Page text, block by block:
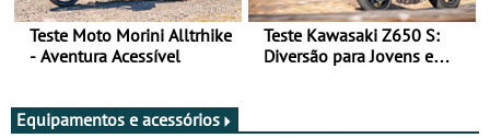
Teste Moto Morini Alltrhike
- Aventura Acessível
Teste Kawasaki Z650 S:
Diversão para Jovens e
Equipamentos e acessórios